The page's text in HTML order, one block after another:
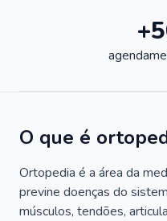
O que é
Ortopedia é a área da
previne doenças do
músculos, tendões,